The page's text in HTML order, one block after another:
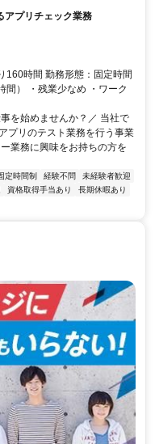
アプリチェック業務
160時間 勤務形態：固定時間
間） ・残業少なめ ・ワーク
を始めませんか？／ 当社で
プリのテスト業務を行う事業
業務に興味をお持ちの方を
定時間制 経験不問
未経験者歓迎
資格取得手当あり
長期休暇あり